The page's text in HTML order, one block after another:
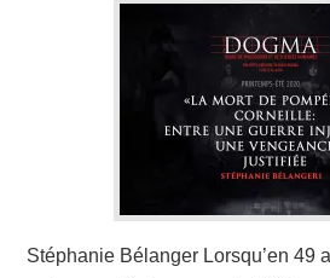
Stéphanie Bélanger Lorsqu’en 49